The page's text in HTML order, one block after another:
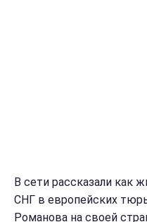
В сети рассказали как
СНГ в европейских
Романова на своей